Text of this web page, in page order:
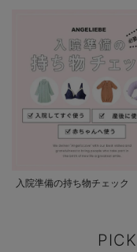
入院準備の持ち物チェック